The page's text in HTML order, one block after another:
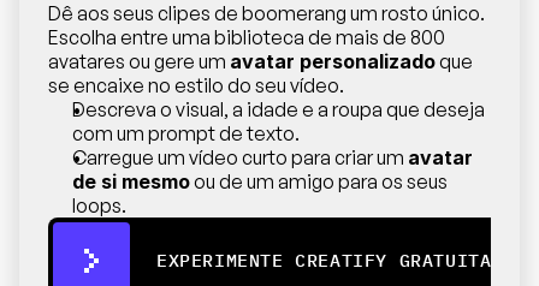
Dê aos seus clipes de boomerang um rosto único.
Escolha entre uma biblioteca de mais de 800
avatares ou gere um avatar personalizado que
se encaixe no estilo do seu vídeo.
Descreva o visual, a idade e a roupa que deseja
com um prompt de texto.
Carregue um vídeo curto para criar um avatar
de si mesmo ou de um amigo para os seus
loops.
EXPERIMENTE CREATIFY